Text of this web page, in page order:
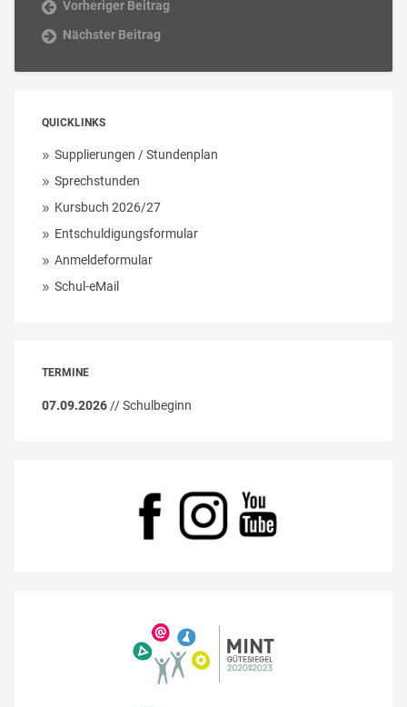
Vorheriger Beitrag
Nächster Beitrag
QUICKLINKS
Supplierungen / Stundenplan
Sprechstunden
Kursbuch 2026/27
Entschuldigungsformular
Anmeldeformular
Schul-eMail
TERMINE
07.09.2026// Schulbeginn